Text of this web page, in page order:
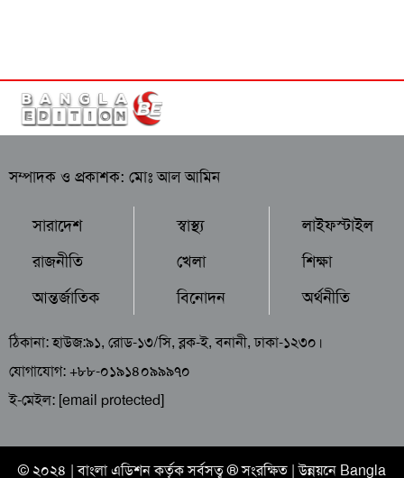
সম্পাদক ও প্রকাশক: মোঃ আল আমিন
সারাদেশ
রাজনীতি
আন্তর্জাতিক
স্বাস্থ্য
খেলা
বিনোদন
লাইফস্টাইল
শিক্ষা
অর্থনীতি
ঠিকানা: হাউজ:৯১, রোড-১৩/সি, ব্লক-ই, বনানী, ঢাকা-১২৩০।
যোগাযোগ: +৮৮-০১৯১৪০৯৯৯৭০
ই-মেইল: [email protected]
© ২০২৪ |বাংলা এডিশনকর্তৃক সর্বসত্ব ® সংরক্ষিত | উন্নয়নে Bangla